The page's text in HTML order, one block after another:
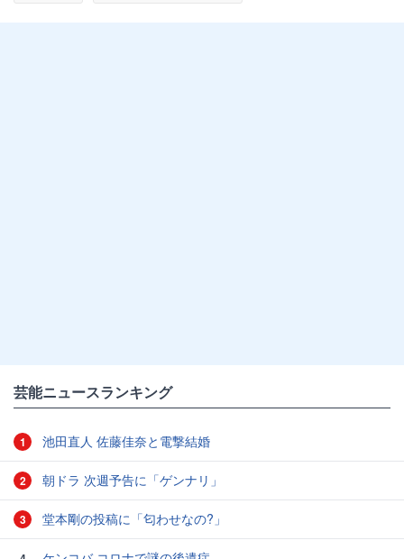
芸能ニュースランキング
1 池田直人 佐藤佳奈と電撃結婚
2 朝ドラ 次週予告に「ゲンナリ」
3 堂本剛の投稿に「匂わせなの?」